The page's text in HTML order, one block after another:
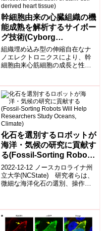
幹細胞由来の心臓組織の機
能成熟を解析するサイボー
グ技術(Cyborg
technology analyzes the
functional maturation of
stem-cell derived heart
組織埋め込み型の伸縮自在なナ
ノエレクトロニクスにより、幹
細胞由来心筋細胞の成長と性能
st...
化石を選別するロボットが
海洋・気候の研究に貢献す
る(Fossil-Sorting Robots
Will Help Researchers
Study Oceans, Climate)
2022-12-12 ノースカロライナ州
立大学(NCState) 研究者らは、
微細な海洋化石の選別、操作、